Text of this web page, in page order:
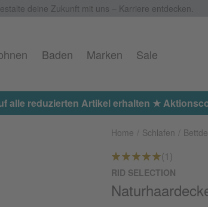
deine Zukunft mit uns – Karriere entdecken.
Baden Marken Sale
★ Aktionscode: EXTRA15
Home Schlafen
(1)
RID SELECTION